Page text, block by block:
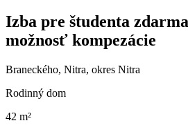
Izba pre študenta
možnosť kompezácie
Braneckého, Nitra, okres Nitra
Rodinný dom
42 m²